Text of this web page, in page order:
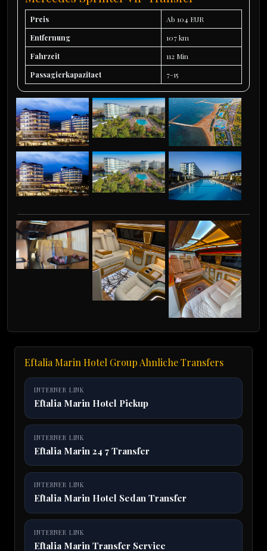
Preis
Ab 104 EUR
Entfernung
107 km
Fahrzeit
112 Min
Passagierkapazitaet
7-15
Eftalia Marin Hotel Group Ahnliche Transfers
INTERNER LINK
Eftalia Marin Hotel Pickup
INTERNER LINK
Eftalia Marin 24 7 Transfer
INTERNER LINK
Eftalia Marin Hotel Sedan Transfer
INTERNER LINK
Eftalia Marin Transfer Service